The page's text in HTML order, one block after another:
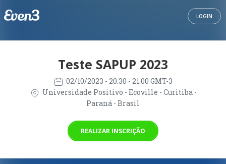
LOGIN
Teste SAPUP 2023
02/10/2023 - 20:30 - 21:00 GMT-3
Universidade Positivo - Ecoville - Curitiba -
Paraná - Brasil
REALIZAR INSCRIÇÃO